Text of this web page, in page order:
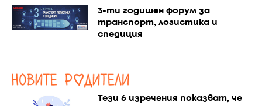
3-ти годишен форум за
транспорт, логистика и
спедиция
Тези 6 изречения показват, че